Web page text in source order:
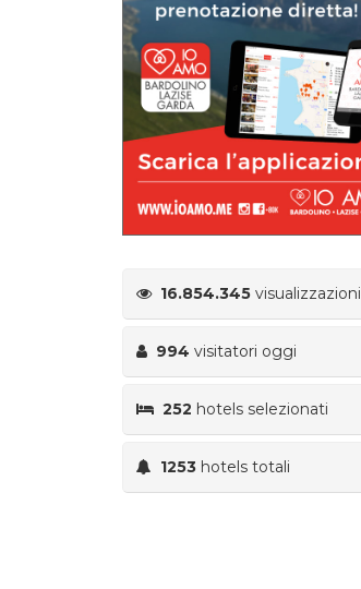
16.854.345 visualizzazioni
994 visitatori oggi
252 hotels selezionati
1253 hotels totali